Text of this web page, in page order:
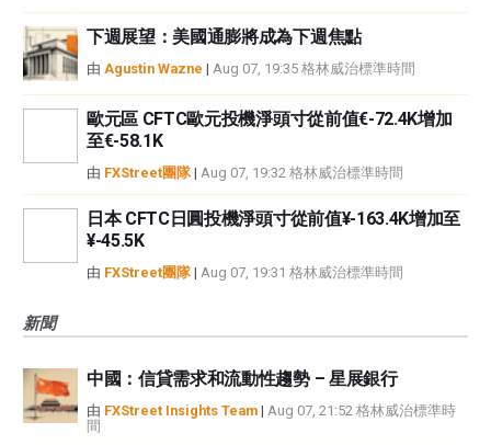
下週展望：美國通膨將成為下週焦點
由 Agustin Wazne | Aug 07, 19:35 格林威治標準時間
歐元區 CFTC歐元投機淨頭寸從前值€-72.4K增加
至€-58.1K
由 FXStreet團隊| Aug 07, 19:32 格林威治標準時間
日本 CFTC日圓投機淨頭寸從前值¥-163.4K增加至
¥-45.5K
由 FXStreet團隊| Aug 07, 19:31 格林威治標準時間
新聞
中國：信貸需求和流動性趨勢 – 星展銀行
由 FXStreet Insights Team | Aug 07, 21:52 格林威治標準時
間